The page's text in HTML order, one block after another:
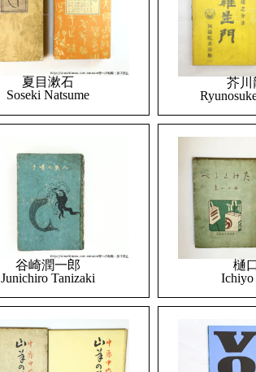
夏目漱石
Soseki Natsume
芥川
谷崎潤一郎
Junichiro Tanizaki
樋
Ichiyo